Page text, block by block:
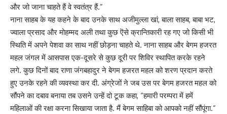
और जो जाना चाहते हैं वे स्वतंत्र हैं.”
नाना साहब के यह कहने के बाद उनके साथ अजीमुल्ला खां, बाला साहब, बाबा भट,
ज्वाला प्रसाद और मोहम्मद अली तथा कुछ ऎसे क्रान्तिकारी रह गए जो किसी भी
स्थिति में अपने पेशवा का साथ नहीं छोड़ना चाहते थे. नाना साहब और बेगम हजरत
महल जंगल में आसपास एक-दूसरे से कुछ दूरी पर शिविर स्थापित करके रहने
लगे. कुछ दिनों बाद राणा जंगबहादुर ने बेगम हजरत महल को शरण प्रदान करते
हुए उनके रहने की व्यवस्था कर दी. अंग्रेजों ने जब उस पर बेगम हजरत महल को
सौंपने का दबाव बनाया तब उसने उन्हें दो टूक कहा, “हमारी परम्परा में हमें
महिलाओं की रक्षा करना सिखाया जाता है. मैं बेगम साहिबा को आपको नहीं सौंपूंगा.”